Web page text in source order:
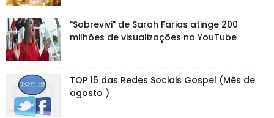
"Sobrevivi" de Sarah Farias atinge 200
milhões de visualizações no YouTube
TOP 15 das Redes Sociais Gospel (Mês de
agosto )